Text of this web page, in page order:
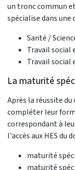
un tronc commun
spécialise dans une
Santé /
Travail social
Travail social
La maturité
Après la réussite
compléter leur
correspondant à
l'accès aux HES du
maturité
maturité